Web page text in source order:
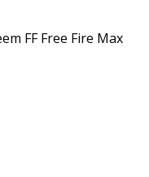
FF Free Fire Max